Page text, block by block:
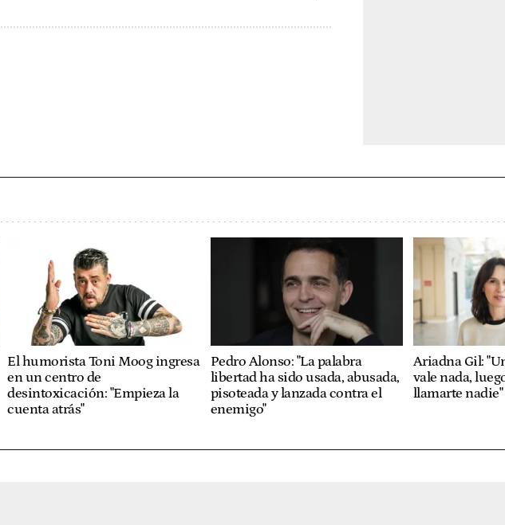
El humorista Toni Moog ingresa
en un centro de
desintoxicación: "Empieza la
cuenta atrás"
Pedro Alonso: "La palabra
libertad ha sido usada, abusada,
pisoteada y lanzada contra el
enemigo"
Ariadna Gil:
vale nada,
llamarte nadie"